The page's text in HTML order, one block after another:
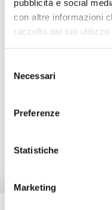
pubblicità e social
con altre informazioni
raccolto dal tuo utilizzo
delNecessari
Preferenze
Statistiche
Marketing
Description